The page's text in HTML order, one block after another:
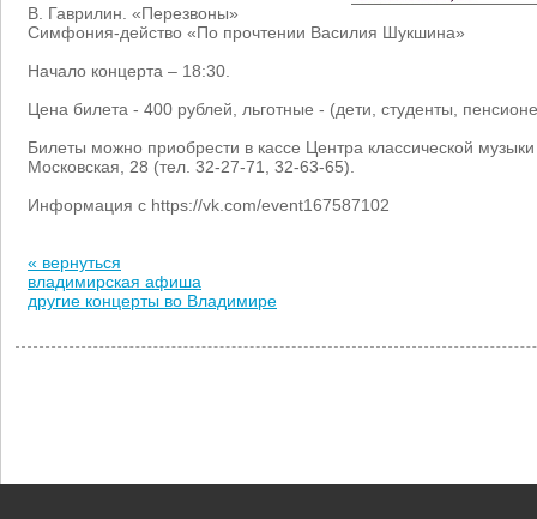
В. Гаврилин. «Перезвоны»
Симфония-действо «По прочтении Василия Шукшина»
Начало концерта – 18:30.
Цена билета - 400 рублей, льготные - (дети, студенты,
Билеты можно приобрести в кассе Центра классической
Московская, 28 (тел. 32-27-71, 32-63-65).
Информация с https://vk.com/event167587102
« вернуться
владимирская афиша
другие концерты во Владимире